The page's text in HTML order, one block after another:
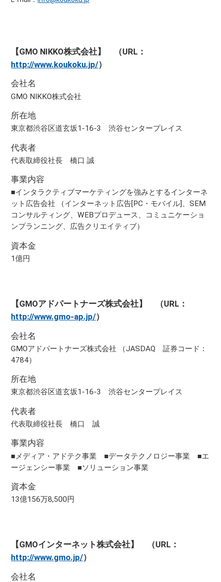
【GMO NIKKO株式会社】 （URL：
http://www.koukoku.jp/）
会社名
GMO NIKKO株式会社
所在地
東京都渋谷区道玄坂1-16-3 渋谷センタープレイス
代表者
代表取締役社長 橋口 誠
事業内容
■インタラクティブマーケティングを強みとするインターネ
ット広告会社 （インターネット広告[PC・モバイル]、SEM
コンサルティング、WEBプロデュース、コミュニケーショ
ンプランニング、広告クリエイティブ）
資本金
1億円
【GMOアドパートナーズ株式会社】 （URL：
http://www.gmo-ap.jp/）
会社名
GMOアドパートナーズ株式会社 （JASDAQ 証券コード：
4784）
所在地
東京都渋谷区道玄坂1-16-3 渋谷センタープレイス
代表者
代表取締役社長 橋口 誠
事業内容
■メディア・アドテク事業 ■データテクノロジー事業 ■エ
ージェンシー事業 ■ソリューション事業
資本金
13億156万8,500円
【GMOインターネット株式会社】 （URL：
http://www.gmo.jp/）
会社名